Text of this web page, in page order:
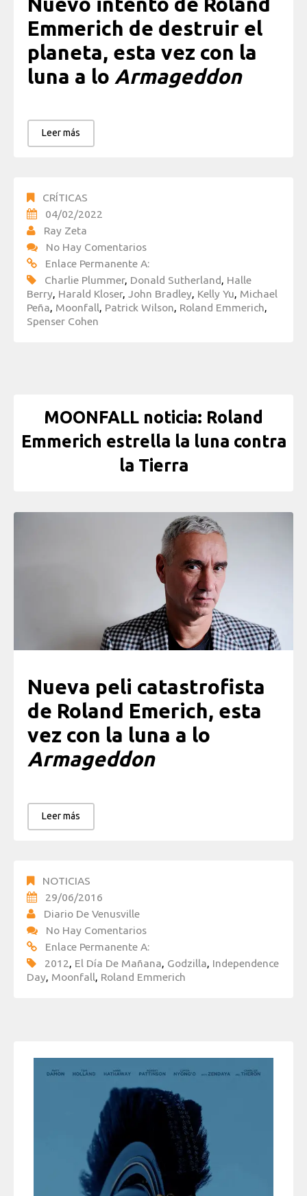
Emmerich de destruir el
planeta, esta vez con la
luna a lo Armageddon
Leer más
CRÍTICAS
04/02/2022
Ray Zeta
No Hay Comentarios
Enlace Permanente A:
Charlie Plummer, Donald Sutherland, Halle
Berry, Harald Kloser, John Bradley, Kelly Yu, Michael
Peña, Moonfall, Patrick Wilson, Roland Emmerich,
Spenser Cohen
MOONFALL noticia: Roland
Emmerich estrella la luna contra
la Tierra
Nueva peli catastrofista
de Roland Emerich, esta
vez con la luna a lo
Armageddon
Leer más
NOTICIAS
29/06/2016
Diario De Venusville
No Hay Comentarios
Enlace Permanente A:
2012, El Día De Mañana, Godzilla, Independence
Day, Moonfall, Roland Emmerich